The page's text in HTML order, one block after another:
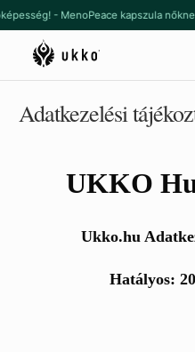
Ugrás
a
navigációhoz
Kilépés
a
tartalomba
- MenoPeace kapszula nőknek -
Adatkezelési
UKKO
Ukko.hu
Hatályos: